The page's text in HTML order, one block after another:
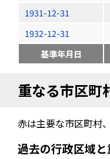
1931-12-31
1932-12-31
基準年月日
重なる市区町
赤は主要な市区町村
過去の行政区域